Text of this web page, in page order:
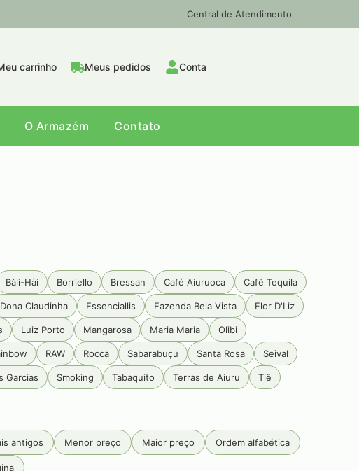
Central de Atendimento
carrinho Meus pedidos Conta
O Armazém Contato
Bàli-Hài Borriello Bressan Café Aiuruoca Café Tequila
Dona Claudinha Essenciallis Fazenda Bela Vista Flor D'Liz
Luiz Porto Mangarosa Maria Maria Olibi
RAW Rocca Sabarabuçu Santa Rosa Seival
Garcias Smoking Tabaquito Terras de Aiuru Tiê
antigos Menor preço Maior preço Ordem alfabética